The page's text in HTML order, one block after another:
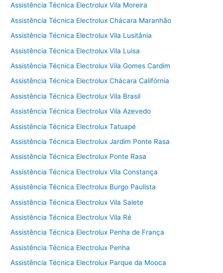
Assistência Técnica Electrolux Vila Moreira
Assistência Técnica Electrolux Chácara Maranhão
Assistência Técnica Electrolux Vila Lusitânia
Assistência Técnica Electrolux Vila Luisa
Assistência Técnica Electrolux Vila Gomes Cardim
Assistência Técnica Electrolux Chácara Califórnia
Assistência Técnica Electrolux Vila Brasil
Assistência Técnica Electrolux Vila Azevedo
Assistência Técnica Electrolux Tatuapé
Assistência Técnica Electrolux Jardim Ponte Rasa
Assistência Técnica Electrolux Ponte Rasa
Assistência Técnica Electrolux Vila Constança
Assistência Técnica Electrolux Burgo Paulista
Assistência Técnica Electrolux Vila Salete
Assistência Técnica Electrolux Vila Ré
Assistência Técnica Electrolux Penha de França
Assistência Técnica Electrolux Penha
Assistência Técnica Electrolux Parque da Mooca